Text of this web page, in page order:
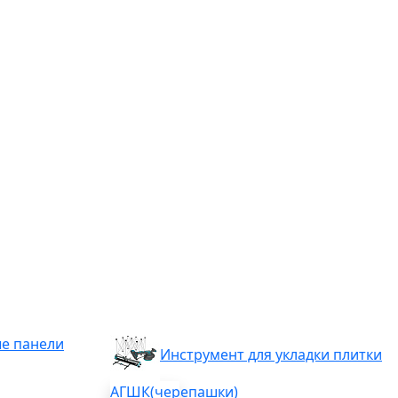
панели
Инструмент для укладки плитки
АГШК(черепашки)